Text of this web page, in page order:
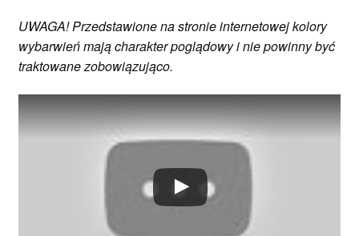
UWAGA! Przedstawione na stronie internetowej kolory
wybarwień mają charakter poglądowy i nie powinny być
traktowane zobowiązująco.